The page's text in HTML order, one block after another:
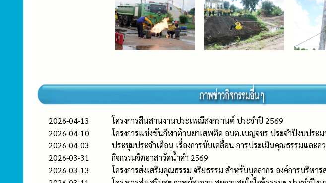
2026-04-13
โครงการสืนสานงานประเพณีสงกรานต์ ประจำปี 2569
2026-04-10
โครงการแข่งขันกีฬาต้านยาเสพติด อบต.เบญจขร ประจำปีงบประ
2026-04-03
ประชุมประจำเดือน เรื่องการขับเคลื่อน การประเมินคุณธรรมและ
2026-03-31
กิจกรรมจิตอาสาวัดน้ำคำ 2569
2026-03-13
โครงการส่งเสริมคุณธรรม จริยธรรม สำหรับบุคลากร องค์การบริห